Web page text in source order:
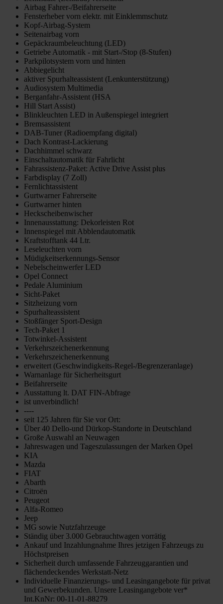
Airbag Fahrer-/Beifahrerseite
Fensterheber vorn elektr. mit Einklemmschutz
Kopf-Airbag-System
Seitenairbag vorn
Gepäckraumbeleuchtung (LED)
Getriebe Automatik - mit Start-/Stop (8-Stufen)
Parkpilotsystem vorn und hinten
Abbiegelicht
aktiver Spurhalteassistent (Lenkunterstützung)
Audiosystem Multimedia
Berganfahr-Assistent (HSA
Hill Start Assist)
Blinkleuchten LED in Außenspiegel integriert
Bremsassistent
DAB-Tuner (Radioempfang digital)
Dach Kontrast-Lackierung
Dachhimmel schwarz
Einschaltautomatik für Fahrlicht
Fahrassistenz-Paket: Active Drive Assist plus
Farbdisplay (7 Zoll)
Fernlichtassistent
Gurtwarner Fahrerseite
Gurtwarner hinten
Heckscheibenwischer
Innenausstattung: Dekorleisten Rot
Innenspiegel mit Abblendautomatik
Kraftstofftank 44 Ltr.
Leseleuchten vorn
Müdigkeitserkennungs-Sensor
Nebelscheinwerfer LED
Opel Connect
Pedale Aluminium
Sicht-Paket
Sitzheizung vorn
Spurhalteassistent
Stoßfänger Sport-Design
Tech-Paket 1
Totwinkel-Assistent
Verkehrszeichenerkennung
Verkehrszeichenerkennung
erweitert (Geschwindigkeits-Regel-/Begrenzeranlage)
Warnanlage für Sicherheitsgurt
Beifahrerseite
Ausstattung lt. DAT FIN-Abfrage
ist unverbindlich!
----
seit 125 Jahren für Sie vor Ort:
Über 40 Dello-und Dürkop-Standorte in Deutschland
Große Auswahl an Neuwagen
Jahreswagen und Tageszulassungen der Marken Opel
KIA
Mazda
FIAT
Abarth
Citroën
Peugeot
Alfa-Romeo
Jeep
MG sowie Nutzfahrzeuge
Ständig über 3.000 Gebrauchtwagen vorrätig
Ankauf und Inzahlungnahme Ihres jetzigen Fahrzeugs zu
Höchstpreisen
Sicherheit durch umfassende Fahrzeuggarantien und
flächendeckendes Werkstatt-Netz
Individuelle Finanzierungs- und Leasingangebote für privat
und Gewerbekunden. Unsere Leasingangebote ver*
Int.KnNr: 00-11-01-88279